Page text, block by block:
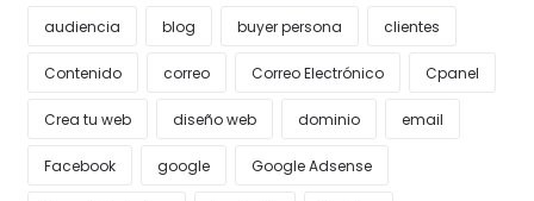
audiencia blog buyer persona clientes
Contenido correo Correo Electrónico Cpanel
Crea tu web diseño web dominio email
Facebook google Google Adsense